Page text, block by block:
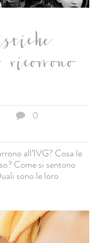
0
all’IVG? Cosa le
Come si sentono
sono le loro